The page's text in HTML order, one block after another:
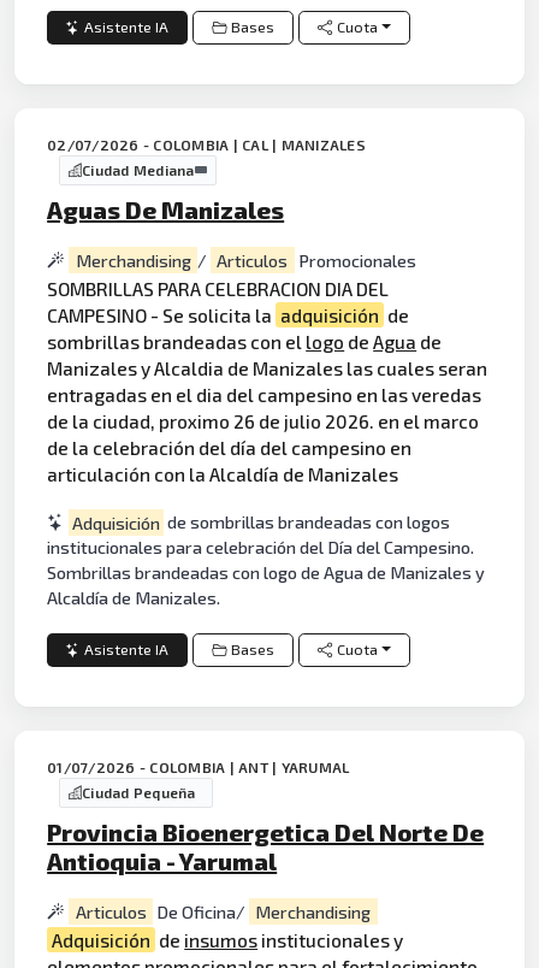
Asistente IA Bases Cuota
02/07/2026 - COLOMBIA | CAL | MANIZALES
Ciudad Mediana
Aguas De Manizales
Merchandising / Articulos Promocionales
SOMBRILLAS PARA CELEBRACION DIA DEL
CAMPESINO - Se solicita la adquisición de
sombrillas brandeadas con el logo deAgua de
Manizales y Alcaldia de Manizales las cuales seran
entragadas en el dia del campesino en las veredas
de la ciudad, proximo 26 de julio 2026. en el marco
de la celebración del día del campesino en
articulación con la Alcaldía de Manizales
Adquisición de sombrillas brandeadas con logos
institucionales para celebración del Día del Campesino.
Sombrillas brandeadas con logo de Agua de Manizales y
Alcaldía de Manizales.
Asistente IA Bases Cuota
01/07/2026 - COLOMBIA | ANT | YARUMAL
Ciudad Pequeña
Provincia Bioenergetica Del Norte De
Antioquia - Yarumal
Articulos De Oficina/ Merchandising
Adquisición de insumos institucionales y